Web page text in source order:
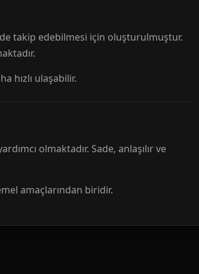
takip edebilmesi için oluşturulmuştur.
hızlı ulaşabilir.
olmaktadır. Sade, anlaşılır ve
amaçlarından biridir.